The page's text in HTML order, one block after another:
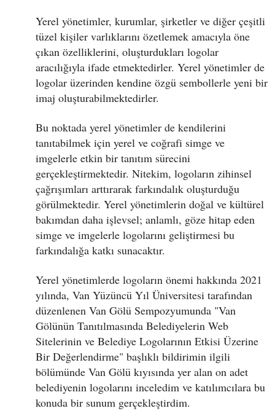
Yerel yönetimler, kurumlar, şirketler ve diğer çeşitli
tüzel kişiler varlıklarını özetlemek amacıyla öne
çıkan özelliklerini, oluşturdukları logolar
aracılığıyla ifade etmektedirler. Yerel yönetimler de
logolar üzerinden kendine özgü sembollerle yeni bir
imaj oluşturabilmektedirler.
Bu noktada yerel yönetimler de kendilerini
tanıtabilmek için yerel ve coğrafi simge ve
imgelerle etkin bir tanıtım sürecini
gerçekleştirmektedir. Nitekim, logoların zihinsel
çağrışımları arttırarak farkındalık oluşturduğu
görülmektedir. Yerel yönetimlerin doğal ve kültürel
bakımdan daha işlevsel; anlamlı, göze hitap eden
simge ve imgelerle logolarını geliştirmesi bu
farkındalığa katkı sunacaktır.
Yerel yönetimlerde logoların önemi hakkında 2021
yılında, Van Yüzüncü Yıl Üniversitesi tarafından
düzenlenen Van Gölü Sempozyumunda "Van
Gölünün Tanıtılmasında Belediyelerin Web
Sitelerinin ve Belediye Logolarının Etkisi Üzerine
Bir Değerlendirme" başlıklı bildirimin ilgili
bölümünde Van Gölü kıyısında yer alan on adet
belediyenin logolarını inceledim ve katılımcılara bu
konuda bir sunum gerçekleştirdim.